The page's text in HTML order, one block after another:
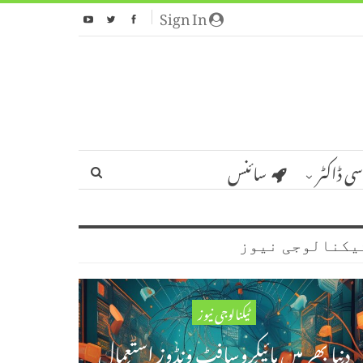
Sign In
ڈاکٹر سائنس
نیوز
ٹیکنالوجی نیوز
دنیا بھر میں مائیکروسافٹ ونڈوز استعمال